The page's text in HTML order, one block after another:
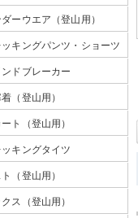
ーウエア（登山用）
ッキングパンツ・ショーツ
ドブレーカー
（登山用）
ト（登山用）
ッキングタイツ
（登山用）
ス（登山用）